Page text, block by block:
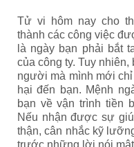
Tử vi hôm nay cho
thành các công việc
là ngày bạn phải bắt
của công ty. Tuy
người mà mình mới
hại đến bạn. Mệnh
bạn về vận trình tiền
Nếu nhận được sự
thận, cân nhắc kỹ
trước những lời nói